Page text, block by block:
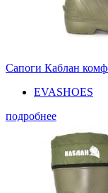
Сапоги Каблан
EVASHOES
подробнее